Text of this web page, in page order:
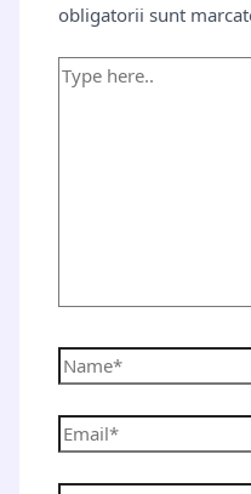
obligatorii sunt